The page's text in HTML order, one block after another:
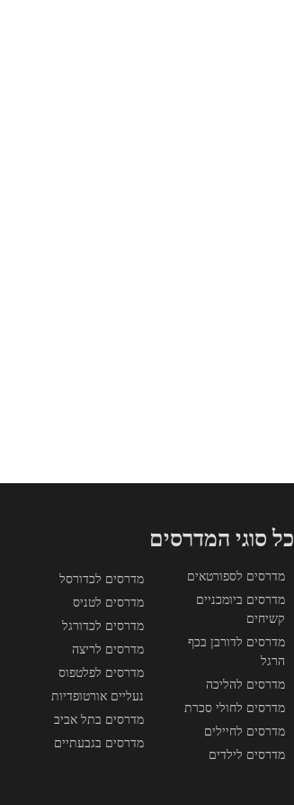
כל סוגי המדרסים
מדרסים לספורטאים
מדרסים ביומכניים
קשיחים
מדרסים לדורבן בכף
הרגל
מדרסים להליכה
מדרסים לחולי סכרת
מדרסים לחיילים
מדרסים לילדים
מדרסים לכדורסל
מדרסים לטניס
מדרסים לכדורגל
מדרסים לריצה
מדרסים לפלטפוס
נעליים אורטופדיות
מדרסים בתל אביב
מדרסים בגבעתיים